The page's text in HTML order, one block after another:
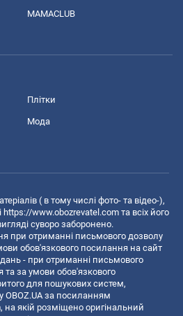
MAMACLUB
Плітки
Мода
( в тому числі фото- та відео-),
https://www.obozrevatel.com та всіх його
суворо заборонено.
при отриманні письмового дозволу
обов'язкового посилання на сайт
- при отриманні письмового
та за умови обов'язкового
для пошукових систем,
OBOZ.UA за посиланням
, на якій розміщено оригінальний